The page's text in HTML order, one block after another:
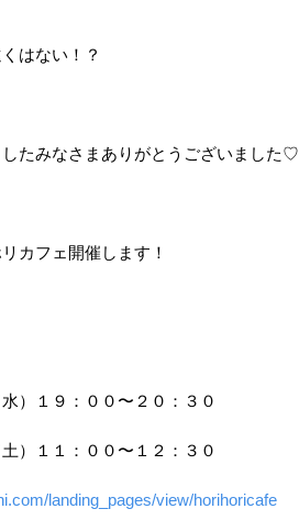
はない！？
したみなさまありがとうございました♡
カフェ開催します！
）１９：００〜２０：３０
）１１：００〜１２：３０
landing_pages/view/horihoricafe